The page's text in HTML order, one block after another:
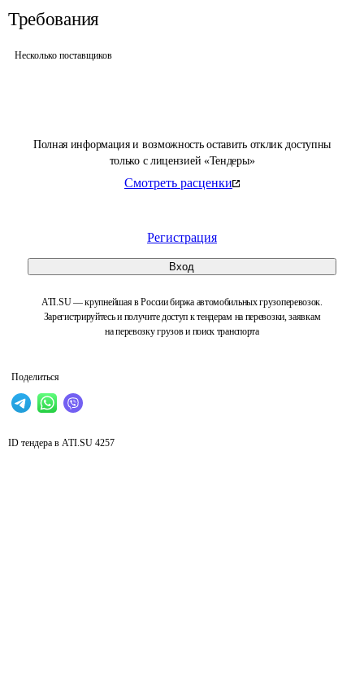
Полная информация и возможность оставить отклик доступны
только с лицензией «Тендеры»
Смотреть расценки
Регистрация
Вход
ATI.SU — крупнейшая в России биржа автомобильных грузоперевозок.
Зарегистрируйтесь и получите доступ к тендерам на перевозки, заявкам
на перевозку грузов и поиск транспорта
Поделиться
Требования
Несколько поставщиков
ID тендера в ATI.SU 4257